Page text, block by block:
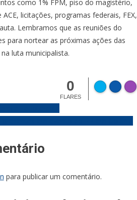
como 1% FPM, piso do magistério,
licitações, programas federais, FEX,
Lembramos que as reuniões do
para nortear as próximas ações das
luta municipalista.
0
FLARES
para publicar um comentário.